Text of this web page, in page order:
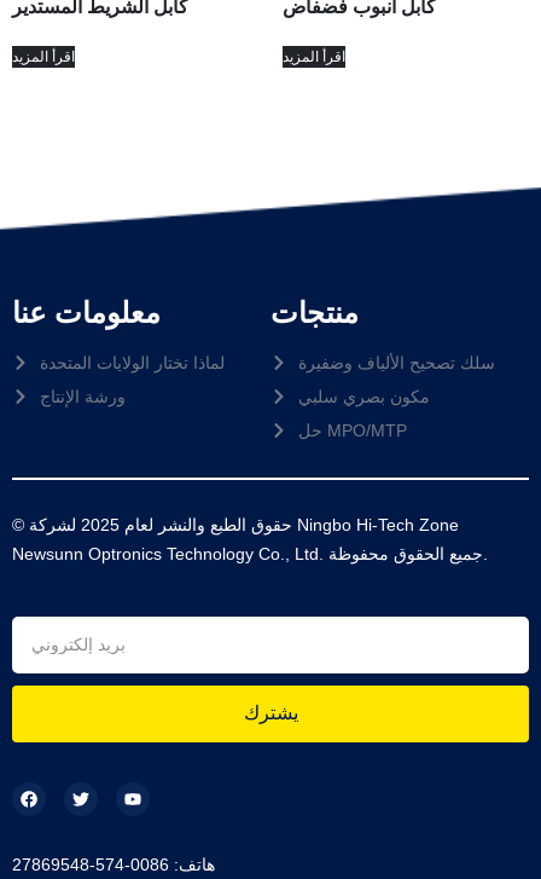
كابل الشريط المستدير
اقرأ المزيد
كابل أنبوب فضفاض
اقرأ المزيد
معلومات عنا
لماذا تختار الولايات المتحدة
ورشة الإنتاج
منتجات
سلك تصحيح الألياف وضفيرة
مكون بصري سلبي
حل MPO/MTP
© حقوق الطبع والنشر لعام 2025 لشركة Ningbo Hi-Tech Zone
يشترك